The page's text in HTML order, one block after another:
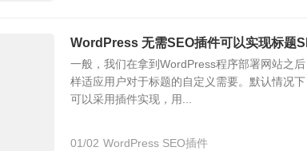
WordPress 无需SEO插件可以实现标题
一般，我们在拿到WordPress程序部署网站之
样适应用户对于标题的自定义需要。默认情况
可以采用插件实现，用...
01/02 WordPress SEO插件